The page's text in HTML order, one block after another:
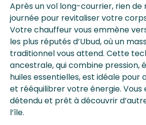
Après un vol long-courrier, rien de
journée pour revitaliser votre
Votre chauffeur vous emmène
les plus réputés d’Ubud, où un
traditionnel vous attend. Cette
ancestrale, qui combine pression,
huiles essentielles, est idéale pour
et rééquilibrer votre énergie. Vous
détendu et prêt à découvrir
l’île.